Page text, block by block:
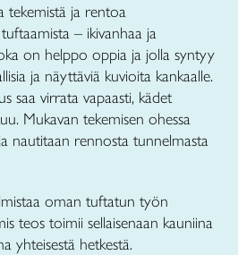
tekemistä ja rentoa
– ikivanhaa ja
on helppo oppia ja jolla syntyy
ja näyttäviä kuvioita kankaalle.
saa virrata vapaasti, kädet
Mukavan tekemisen ohessa
nautitaan rennosta tunnelmasta
oman tuftatun työn
teos toimii sellaisenaan kauniina
yhteisestä hetkestä.